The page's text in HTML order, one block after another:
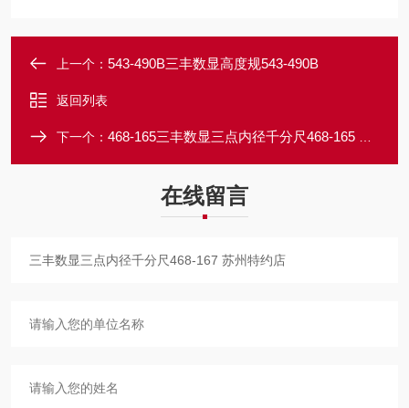
上一个： 543-490B三丰数显高度规543-490B
返回列表
下一个： 468-165三丰数显三点内径千分尺468-165 苏州总经销
在线留言